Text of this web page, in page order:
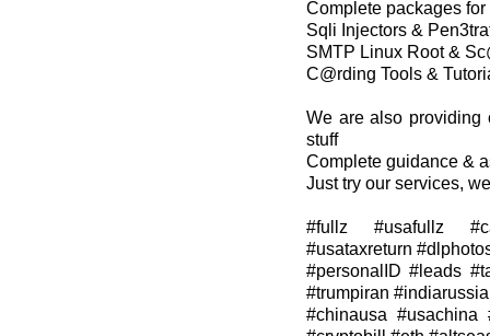
Complete packages
Sqli Injectors &
SMTP Linux Root &
C@rding Tools &
We are also providing
stuff
Complete guidance &
Just try our services,
#fullz #usafullz
#usataxreturn
#personalID #leads
#trumpiran #indiarussia
#chinausa #usachina